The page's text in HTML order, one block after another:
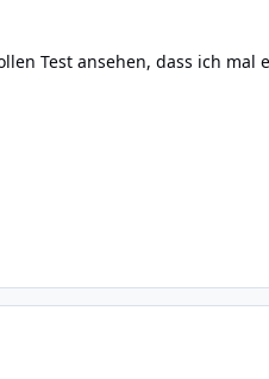
Test ansehen, dass ich